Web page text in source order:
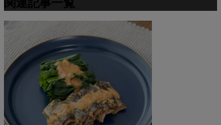
関連記事一覧